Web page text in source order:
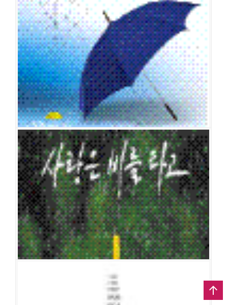
사랑은 비를 타고(SABITA)
공연일시
2015-06-06 ~ 2015-08-30
공연장
유니플렉스 2관
출연진
김성기조유신임기홍문세윤김규종김종선임정한 양동원
웨이장도연 손예슬 박현지
사랑은 비를 타고
공연일시
2011-02-23 ~ 2011-05-29
공연장
충무아트홀 소극장 블루
출연진
김성기김장섭 임춘길홍록기 김법래 최성원최수형김태한
주종혁(라이언)보령 백주연소유진김소향이여울 서지유김상미
사랑은 비를 타고
공연일시
2004-06-13 ~ 2007-04-30